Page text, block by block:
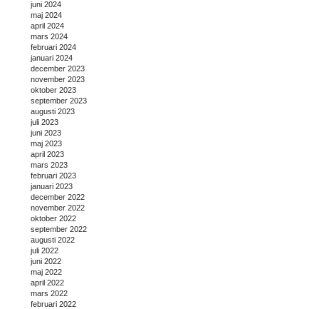
juni 2024
maj 2024
april 2024
mars 2024
februari 2024
januari 2024
december 2023
november 2023
oktober 2023
september 2023
augusti 2023
juli 2023
juni 2023
maj 2023
april 2023
mars 2023
februari 2023
januari 2023
december 2022
november 2022
oktober 2022
september 2022
augusti 2022
juli 2022
juni 2022
maj 2022
april 2022
mars 2022
februari 2022